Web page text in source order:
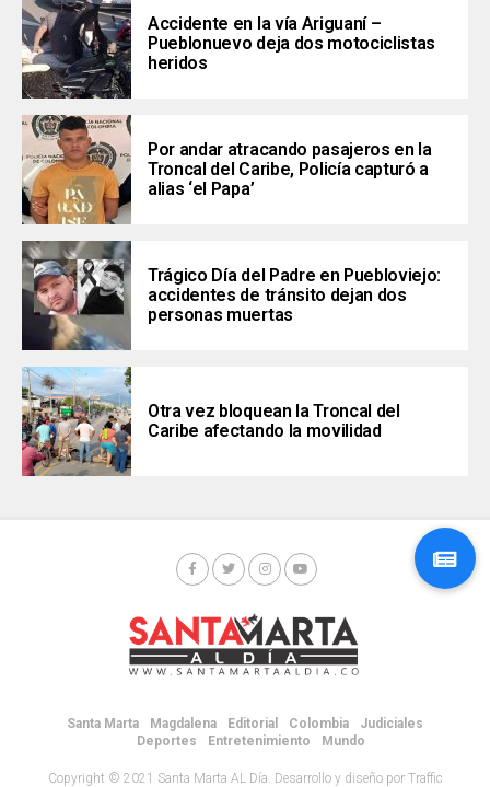
Accidente en la vía Ariguaní –
Pueblonuevo deja dos motociclistas
heridos
Por andar atracando pasajeros en la
Troncal del Caribe, Policía capturó a
alias ‘el Papa’
Trágico Día del Padre en Puebloviejo:
accidentes de tránsito dejan dos
personas muertas
Otra vez bloquean la Troncal del
Caribe afectando la movilidad
Santa Marta Magdalena Editorial Colombia
Judiciales
Deportes
Entretenimiento Mundo
Copyright © 2021 Santa Marta AL Día. Desarrollo y diseño por Traffic